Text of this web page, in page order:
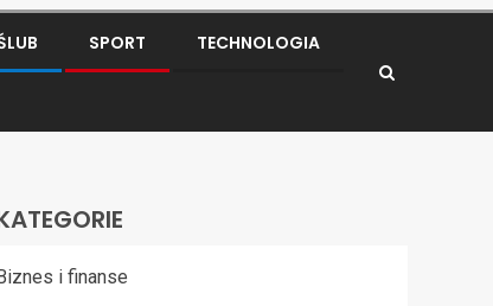
SPORT TECHNOLOGIA
i finanse